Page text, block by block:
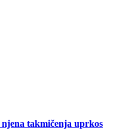
takmičenja uprkos